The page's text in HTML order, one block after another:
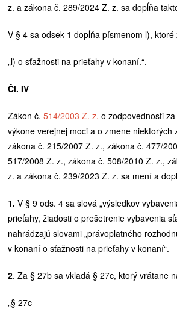
z. a zákona č. 289/2024 Z. z. sa dopĺňa
V § 4 sa odsek 1 dopĺňa písmenom l), ktoré
„l) o sťažnosti na prieťahy v konaní.“.
Čl. IV
Zákon č.514/2003 Z. z. o zodpovednosti
výkone verejnej moci a o zmene niektorých
zákona č. 215/2007 Z. z., zákona č. 477/
517/2008 Z. z., zákona č. 508/2010 Z. z.,
z. a zákona č. 239/2023 Z. z. sa mení a
1. V § 9 ods. 4 sa slová „výsledkov
prieťahy, žiadosti o prešetrenie vybavenia
nahrádzajú slovami „právoplatného
v konaní o sťažnosti na prieťahy v konaní“.
2. Za § 27b sa vkladá § 27c, ktorý vrátane
„§ 27c